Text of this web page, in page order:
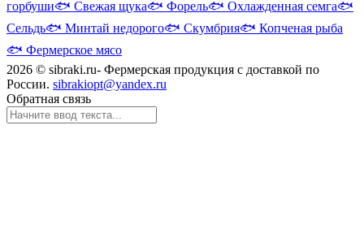
горбуши🐟 Свежая щука🐟 Форель🐟 Охлажденная семга🐟
Сельдь🐟 Минтай недорого🐟 Скумбрия🐟 Копченая рыба
🐟 Фермерское мясо
2026 © sibraki.ru- Фермерская продукция с доставкой по
России. sibrakiopt@yandex.ru
Обратная связь